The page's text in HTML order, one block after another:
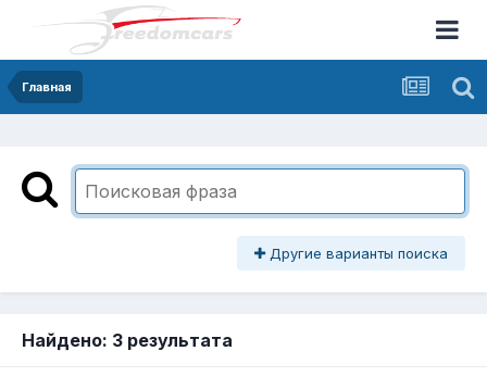
Главная
Другие варианты поиска
Найдено: 3 результата